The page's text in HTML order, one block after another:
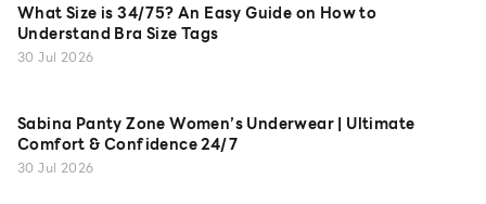
What Size is 34/75? An Easy Guide on How to
Understand Bra Size Tags
30 Jul 2026
Sabina Panty Zone Women’s Underwear | Ultimate
Comfort & Confidence 24/7
30 Jul 2026